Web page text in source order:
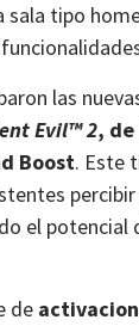
tipo
las
Evil™ 2, de
Boost. Este
el potencial
de